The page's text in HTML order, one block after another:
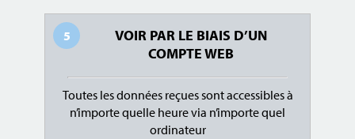
5
VOIR PAR LE BIAIS D’UN
COMPTE WEB
Toutes les données reçues sont accessibles à
n’importe quelle heure via n’importe quel
ordinateur